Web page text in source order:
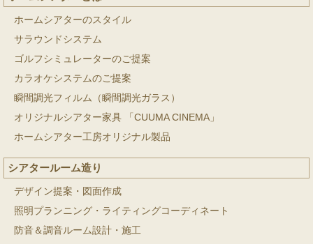
ホームシアターのスタイル
サラウンドシステム
ゴルフシミュレーターのご提案
カラオケシステムのご提案
瞬間調光フィルム（瞬間調光ガラス）
オリジナルシアター家具 「CUUMA CINEMA」
ホームシアター工房オリジナル製品
シアタールーム造り
デザイン提案・図面作成
照明プランニング・ライティングコーディネート
防音＆調音ルーム設計・施工